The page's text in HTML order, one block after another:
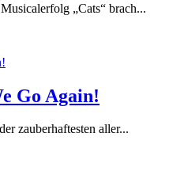
„Cats“ brach...
Go Again!
zauberhaftesten aller...